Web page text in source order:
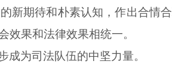
新期待和朴素认知，作出合情
效果和法律效果相统一。
为司法队伍的中坚力量。